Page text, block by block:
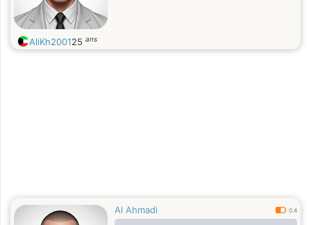
AliKh200125 ans
Al Ahmadi 0.4